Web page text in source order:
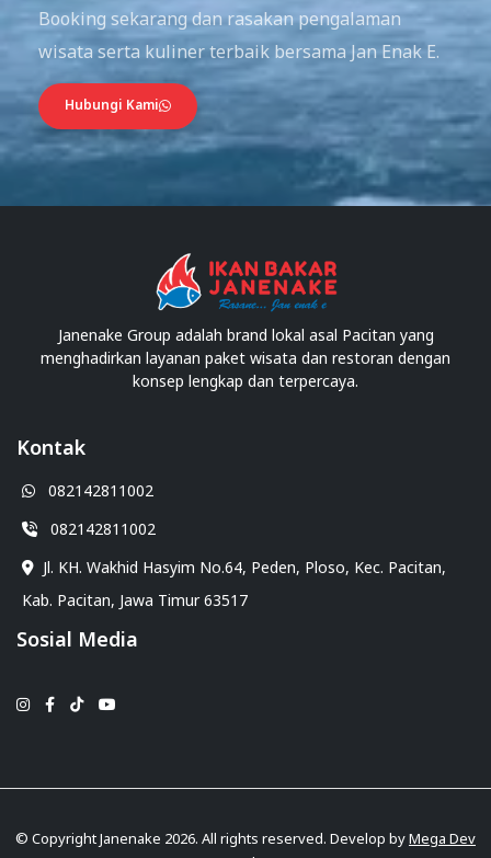
Booking sekarang dan rasakan pengalaman
wisata serta kuliner terbaik bersama Jan Enak E.
Hubungi Kami
Janenake Group adalah brand lokal asal Pacitan yang
menghadirkan layanan paket wisata dan restoran dengan
konsep lengkap dan terpercaya.
Kontak
082142811002
082142811002
Jl. KH. Wakhid Hasyim No.64, Peden, Ploso, Kec. Pacitan,
Kab. Pacitan, Jawa Timur 63517
Sosial Media
© Copyright Janenake 2026. All rights reserved. Develop byMega Dev